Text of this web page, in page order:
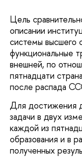
Цель
описании
системы высшего
функциональные
внешней, по
пятнадцати
после распада
Для достижения
задачи в двух
каждой из
образования и в
полученных